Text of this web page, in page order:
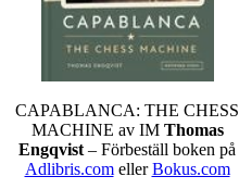
CAPABLANCA: THE CHESS
MACHINE av IM Thomas
Engqvist – Förbeställ boken på
Adlibris.comellerBokus.com